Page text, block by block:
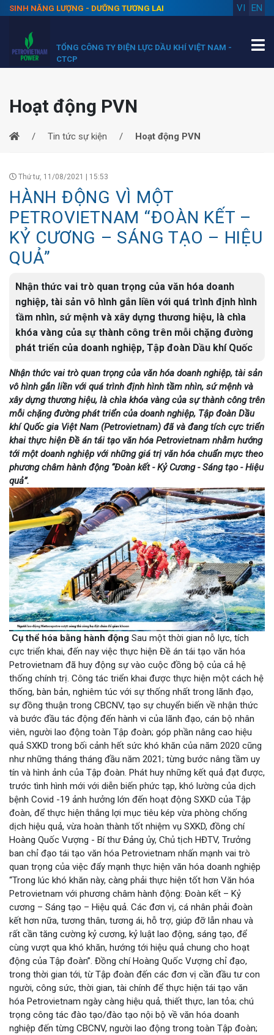
SINH NĂNG LƯỢNG - DƯỠNG TƯƠNG LAI EN
VI
TỔNG CÔNG TY ĐIỆN LỰC DẦU KHÍ VIỆT NAM -
CTCP
Hoạt động PVN
Tin tức sự kiện Hoạt động PVN
Thứ tư, 11/08/2021 | 15:53
HÀNH ĐỘNG VÌ MỘT
PETROVIETNAM “ĐOÀN KẾT –
KỶ CƯƠNG – SÁNG TẠO – HIỆU
QUẢ”
Nhận thức vai trò quan trọng của văn hóa doanh
nghiệp, tài sản vô hình gắn liền với quá trình định hình
tầm nhìn, sứ mệnh và xây dựng thương hiệu, là chìa
khóa vàng của sự thành công trên mỗi chặng đường
phát triển của doanh nghiệp, Tập đoàn Dầu khí Quốc
Nhận thức vai trò quan trọng của văn hóa doanh nghiệp, tài sản
vô hình gắn liền với quá trình định hình tầm nhìn, sứ mệnh và
xây dựng thương hiệu, là chìa khóa vàng của sự thành công trên
mỗi chặng đường phát triển của doanh nghiệp, Tập đoàn Dầu
khí Quốc gia Việt Nam (Petrovietnam) đã và đang tích cực triển
khai thực hiện Đề án tái tạo văn hóa Petrovietnam nhằm hướng
tới một doanh nghiệp với những giá trị văn hóa chuẩn mực theo
phương châm hành động “Đoàn kết - Kỷ Cương - Sáng tạo - Hiệu
quả”.
Cụ thể hóa bằng hành động Sau một thời gian nỗ lực, tích
cực triển khai, đến nay việc thực hiện Đề án tái tạo văn hóa
Petrovietnam đã huy động sự vào cuộc đồng bộ của cả hệ
thống chính trị. Công tác triển khai được thực hiện một cách hệ
thống, bàn bản, nghiêm túc với sự thống nhất trong lãnh đạo,
sự đồng thuận trong CBCNV, tạo sự chuyển biến về nhận thức
và bước đầu tác động đến hành vi của lãnh đạo, cán bộ nhân
viên, người lao động toàn Tập đoàn; góp phần nâng cao hiệu
quả SXKD trong bối cảnh hết sức khó khăn của năm 2020 cũng
như những tháng tháng đầu năm 2021; từng bước nâng tầm uy
tín và hình ảnh của Tập đoàn. Phát huy những kết quả đạt được,
trước tình hình mới với diễn biến phức tạp, khó lường của dịch
bệnh Covid -19 ảnh hưởng lớn đến hoạt động SXKD của Tập
đoàn, để thực hiện thắng lợi mục tiêu kép vừa phòng chống
dịch hiệu quả, vừa hoàn thành tốt nhiệm vụ SXKD, đồng chí
Hoàng Quốc Vượng - Bí thư Đảng ủy, Chủ tịch HĐTV, Trưởng
ban chỉ đạo tái tạo văn hóa Petrovietnam nhấn mạnh vai trò
quan trọng của việc đẩy mạnh thực hiện văn hóa doanh nghiệp
“Trong lúc khó khăn này, càng phải thực hiện tốt hơn Văn hóa
Petrovietnam với phương châm hành động: Đoàn kết – Kỷ
cương – Sáng tạo – Hiệu quả. Các đơn vị, cá nhân phải đoàn
kết hơn nữa, tương thân, tương ái, hỗ trợ, giúp đỡ lẫn nhau và
rất cần tăng cường kỷ cương, kỷ luật lao động, sáng tạo, để
cùng vượt qua khó khăn, hướng tới hiệu quả chung cho hoạt
động của Tập đoàn”. Đồng chí Hoàng Quốc Vượng chỉ đạo,
trong thời gian tới, từ Tập đoàn đến các đơn vị cần đầu tư con
người, công sức, thời gian, tài chính để thực hiện tái tạo văn
hóa Petrovietnam ngày càng hiệu quả, thiết thực, lan tỏa; chú
trọng công tác đào tạo/đào tạo nội bộ về văn hóa doanh
nghiệp đến từng CBCNV, người lao động trong toàn Tập đoàn;